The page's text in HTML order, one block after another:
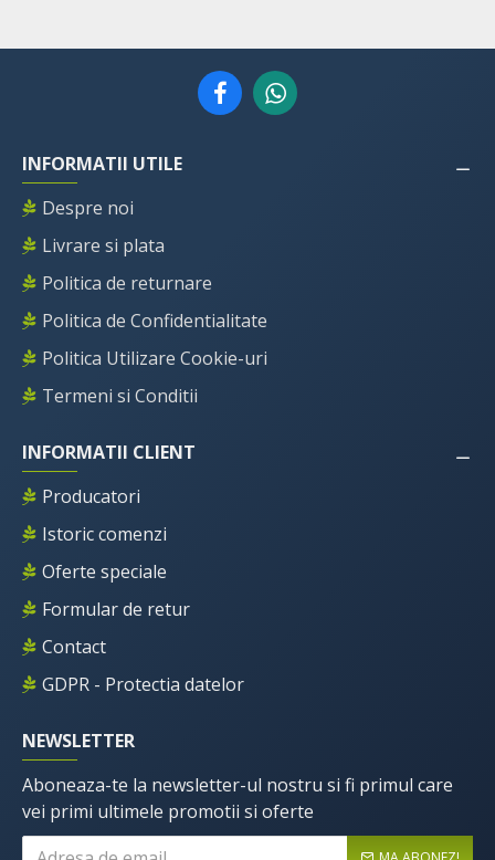
INFORMATII UTILE
Despre noi
Livrare si plata
Politica de returnare
Politica de Confidentialitate
Politica Utilizare Cookie-uri
Termeni si Conditii
INFORMATII CLIENT
Producatori
Istoric comenzi
Oferte speciale
Formular de retur
Contact
GDPR - Protectia datelor
NEWSLETTER
Aboneaza-te la newsletter-ul nostru si fi primul care
vei primi ultimele promotii si oferte